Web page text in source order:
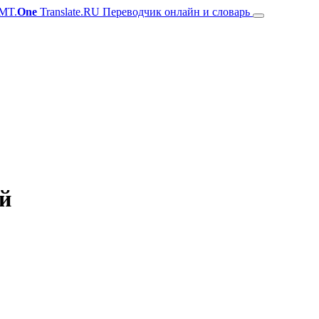
One Translate.RU Переводчик онлайн и словарь